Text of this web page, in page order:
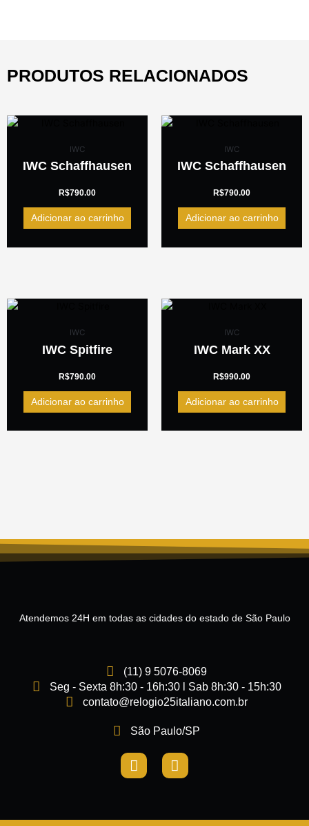
PRODUTOS RELACIONADOS
IWC
IWC Schaffhausen
R$790.00
Adicionar ao carrinho
IWC
IWC Schaffhausen
R$790.00
Adicionar ao carrinho
IWC
IWC Spitfire
R$790.00
Adicionar ao carrinho
IWC
IWC Mark XX
R$990.00
Adicionar ao carrinho
Atendemos 24H em todas as cidades do estado de São Paulo
(11) 9 5076-8069
Seg - Sexta 8h:30 - 16h:30 l Sab 8h:30 - 15h:30
contato@relogio25italiano.com.br
São Paulo/SP
I
n
a
F
a
b